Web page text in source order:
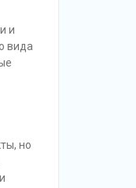
и
вида
но